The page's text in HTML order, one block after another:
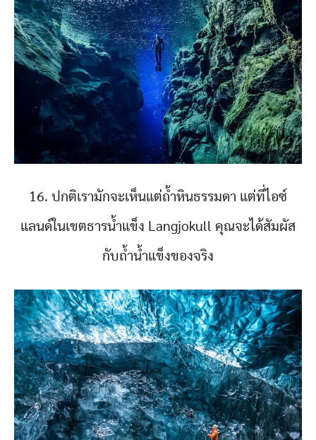
16. ปกติเรามักจะเห็นแต่ถ้ำหินธรรมดา แต่ที่ไอซ์
แลนด์ในเขตธารน้ำแข็ง Langjokull คุณจะได้สัมผัส
กับถ้ำน้ำแข็งของจริง